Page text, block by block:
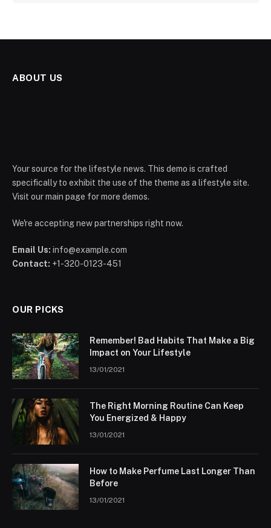
ABOUT US
Your source for the lifestyle news. This demo is crafted
specifically to exhibit the use of the theme as a lifestyle site.
Visit our main page for more demos.
We're accepting new partnerships right now.
Email Us: info@example.com
Contact: +1-320-0123-451
OUR PICKS
Remember! Bad Habits That Make a Big
Impact on Your Lifestyle
13/01/2021
The Right Morning Routine Can Keep
You Energized & Happy
13/01/2021
How to Make Perfume Last Longer Than
Before
13/01/2021